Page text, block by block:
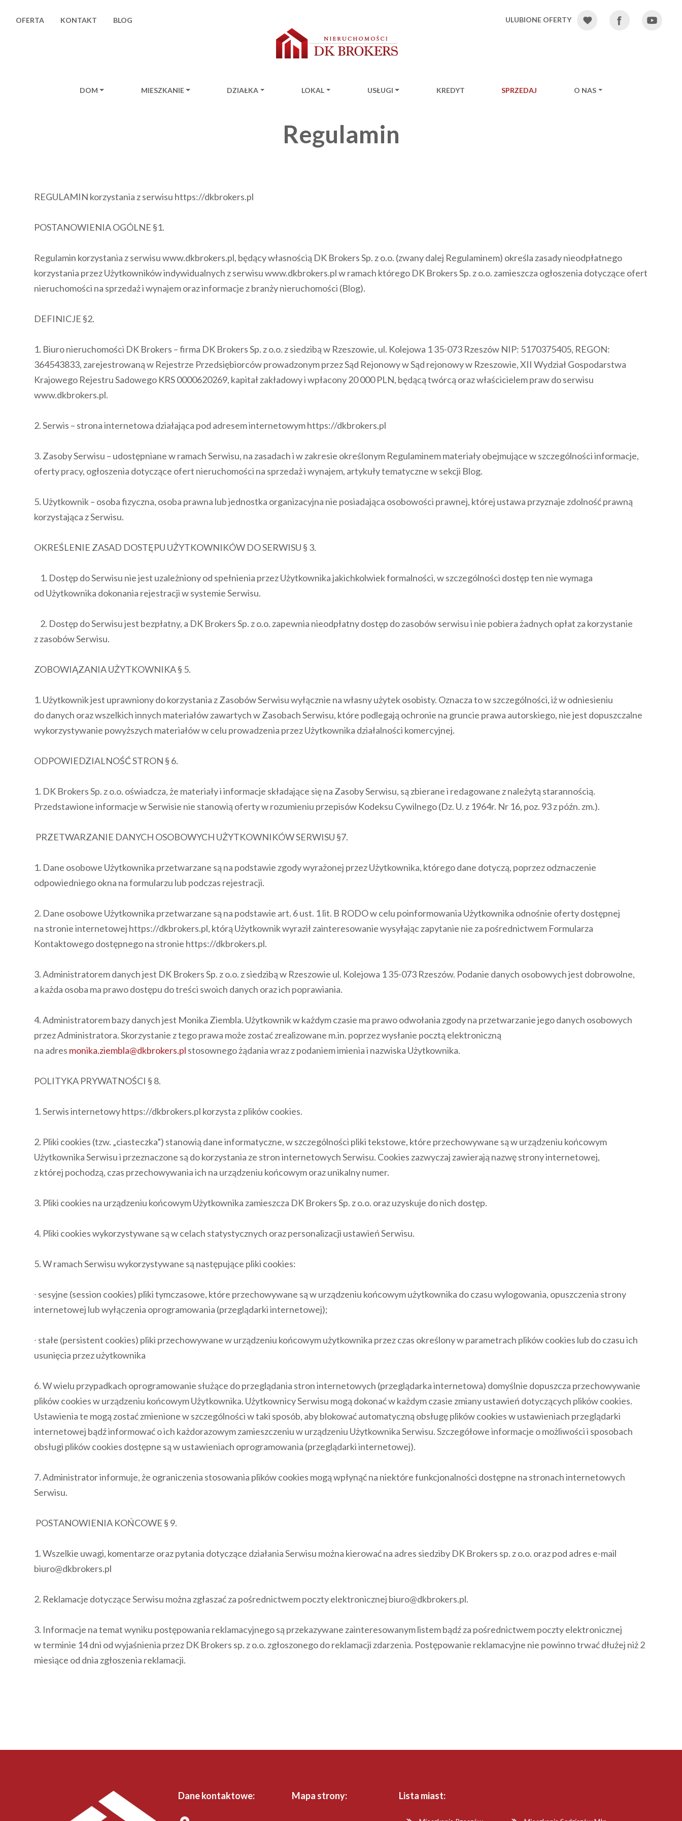
OFERTA KONTAKT BLOG ULUBIONE OFERTY
DOM MIESZKANIE DZIAŁKA LOKAL USŁUGI KREDYT SPRZEDAJ O NAS
Regulamin
REGULAMIN korzystania z serwisu https://dkbrokers.pl
POSTANOWIENIA OGÓLNE §1.
Regulamin korzystania z serwisu www.dkbrokers.pl, będący własnością DK Brokers Sp. z o.o. (zwany dalej Regulaminem) określa zasady nieodpłatnego
korzystania przez Użytkowników indywidualnych z serwisu www.dkbrokers.pl w ramach którego DK Brokers Sp. z o.o. zamieszcza ogłoszenia dotyczące ofert
nieruchomości na sprzedaż i wynajem oraz informacje z branży nieruchomości (Blog).
DEFINICJE §2.
1. Biuro nieruchomości DK Brokers – firma DK Brokers Sp. z o.o. z siedzibą w Rzeszowie, ul. Kolejowa 1 35-073 Rzeszów NIP: 5170375405, REGON:
364543833, zarejestrowaną w Rejestrze Przedsiębiorców prowadzonym przez Sąd Rejonowy w Sąd rejonowy w Rzeszowie, XII Wydział Gospodarstwa
Krajowego Rejestru Sadowego KRS 0000620269, kapitał zakładowy i wpłacony 20 000 PLN, będącą twórcą oraz właścicielem praw do serwisu
www.dkbrokers.pl.
2. Serwis – strona internetowa działająca pod adresem internetowym https://dkbrokers.pl
3. Zasoby Serwisu – udostępniane w ramach Serwisu, na zasadach i w zakresie określonym Regulaminem materiały obejmujące w szczególności informacje,
oferty pracy, ogłoszenia dotyczące ofert nieruchomości na sprzedaż i wynajem, artykuły tematyczne w sekcji Blog.
5. Użytkownik – osoba fizyczna, osoba prawna lub jednostka organizacyjna nie posiadająca osobowości prawnej, której ustawa przyznaje zdolność prawną
korzystająca z Serwisu.
OKREŚLENIE ZASAD DOSTĘPU UŻYTKOWNIKÓW DO SERWISU § 3.
1. Dostęp do Serwisu nie jest uzależniony od spełnienia przez Użytkownika jakichkolwiek formalności, w szczególności dostęp ten nie wymaga
od Użytkownika dokonania rejestracji w systemie Serwisu.
2. Dostęp do Serwisu jest bezpłatny, a DK Brokers Sp. z o.o. zapewnia nieodpłatny dostęp do zasobów serwisu i nie pobiera żadnych opłat za korzystanie
z zasobów Serwisu.
ZOBOWIĄZANIA UŻYTKOWNIKA § 5.
1. Użytkownik jest uprawniony do korzystania z Zasobów Serwisu wyłącznie na własny użytek osobisty. Oznacza to w szczególności, iż w odniesieniu
do danych oraz wszelkich innych materiałów zawartych w Zasobach Serwisu, które podlegają ochronie na gruncie prawa autorskiego, nie jest dopuszczalne
wykorzystywanie powyższych materiałów w celu prowadzenia przez Użytkownika działalności komercyjnej.
ODPOWIEDZIALNOŚĆ STRON § 6.
1. DK Brokers Sp. z o.o. oświadcza, że materiały i informacje składające się na Zasoby Serwisu, są zbierane i redagowane z należytą starannością.
Przedstawione informacje w Serwisie nie stanowią oferty w rozumieniu przepisów Kodeksu Cywilnego (Dz. U. z 1964r. Nr 16, poz. 93 z późn. zm.).
PRZETWARZANIE DANYCH OSOBOWYCH UŻYTKOWNIKÓW SERWISU §7.
1. Dane osobowe Użytkownika przetwarzane są na podstawie zgody wyrażonej przez Użytkownika, którego dane dotyczą, poprzez odznaczenie
odpowiedniego okna na formularzu lub podczas rejestracji.
2. Dane osobowe Użytkownika przetwarzane są na podstawie art. 6 ust. 1 lit. B RODO w celu poinformowania Użytkownika odnośnie oferty dostępnej
na stronie internetowej https://dkbrokers.pl, którą Użytkownik wyraził zainteresowanie wysyłając zapytanie nie za pośrednictwem Formularza
Kontaktowego dostępnego na stronie https://dkbrokers.pl.
3. Administratorem danych jest DK Brokers Sp. z o.o. z siedzibą w Rzeszowie ul. Kolejowa 1 35-073 Rzeszów. Podanie danych osobowych jest dobrowolne,
a każda osoba ma prawo dostępu do treści swoich danych oraz ich poprawiania.
4. Administratorem bazy danych jest Monika Ziembla. Użytkownik w każdym czasie ma prawo odwołania zgody na przetwarzanie jego danych osobowych
przez Administratora. Skorzystanie z tego prawa może zostać zrealizowane m.in. poprzez wysłanie pocztą elektroniczną
na adres monika.ziembla@dkbrokers.pl stosownego żądania wraz z podaniem imienia i nazwiska Użytkownika.
POLITYKA PRYWATNOŚCI § 8.
1. Serwis internetowy https://dkbrokers.pl korzysta z plików cookies.
2. Pliki cookies (tzw. „ciasteczka”) stanowią dane informatyczne, w szczególności pliki tekstowe, które przechowywane są w urządzeniu końcowym
Użytkownika Serwisu i przeznaczone są do korzystania ze stron internetowych Serwisu. Cookies zazwyczaj zawierają nazwę strony internetowej,
z której pochodzą, czas przechowywania ich na urządzeniu końcowym oraz unikalny numer.
3. Pliki cookies na urządzeniu końcowym Użytkownika zamieszcza DK Brokers Sp. z o.o. oraz uzyskuje do nich dostęp.
4. Pliki cookies wykorzystywane są w celach statystycznych oraz personalizacji ustawień Serwisu.
5. W ramach Serwisu wykorzystywane są następujące pliki cookies:
∙ sesyjne (session cookies) pliki tymczasowe, które przechowywane są w urządzeniu końcowym użytkownika do czasu wylogowania, opuszczenia strony
internetowej lub wyłączenia oprogramowania (przeglądarki internetowej);
∙ stałe (persistent cookies) pliki przechowywane w urządzeniu końcowym użytkownika przez czas określony w parametrach plików cookies lub do czasu ich
usunięcia przez użytkownika
6. W wielu przypadkach oprogramowanie służące do przeglądania stron internetowych (przeglądarka internetowa) domyślnie dopuszcza przechowywanie
plików cookies w urządzeniu końcowym Użytkownika. Użytkownicy Serwisu mogą dokonać w każdym czasie zmiany ustawień dotyczących plików cookies.
Ustawienia te mogą zostać zmienione w szczególności w taki sposób, aby blokować automatyczną obsługę plików cookies w ustawieniach przeglądarki
internetowej bądź informować o ich każdorazowym zamieszczeniu w urządzeniu Użytkownika Serwisu. Szczegółowe informacje o możliwości i sposobach
obsługi plików cookies dostępne są w ustawieniach oprogramowania (przeglądarki internetowej).
7. Administrator informuje, że ograniczenia stosowania plików cookies mogą wpłynąć na niektóre funkcjonalności dostępne na stronach internetowych
Serwisu.
POSTANOWIENIA KOŃCOWE § 9.
1. Wszelkie uwagi, komentarze oraz pytania dotyczące działania Serwisu można kierować na adres siedziby DK Brokers sp. z o.o. oraz pod adres e-mail
biuro@dkbrokers.pl
2. Reklamacje dotyczące Serwisu można zgłaszać za pośrednictwem poczty elektronicznej biuro@dkbrokers.pl.
3. Informacje na temat wyniku postępowania reklamacyjnego są przekazywane zainteresowanym listem bądź za pośrednictwem poczty elektronicznej
w terminie 14 dni od wyjaśnienia przez DK Brokers sp. z o.o. zgłoszonego do reklamacji zdarzenia. Postępowanie reklamacyjne nie powinno trwać dłużej niż 2
miesiące od dnia zgłoszenia reklamacji.
Dane kontaktowe: Mapa strony: Lista miast: